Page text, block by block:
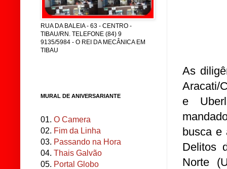
As
Aracati/
e
busca e
Delitos
Norte
RUA DA BALEIA - 63 - CENTRO -
TIBAU/RN. TELEFONE (84) 9
9135/5984 - O REI DA MECÂNICA EM
TIBAU
MURAL DE ANIVERSARIANTE
01. O Camera
02. Fim da Linha
03. Passando na Hora
04. Thais Galvão
05. Portal Globo